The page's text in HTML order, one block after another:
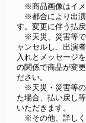
※商品画像はイメ
※都合により出演
す。変更に伴う払
※天災、災害等で
ャンセルし、出演
入れとメッセージ
の関係で商品が変
ださい。
※天災・災害等の
た場合、払い戻し
いただきます。
※その他、詳しく